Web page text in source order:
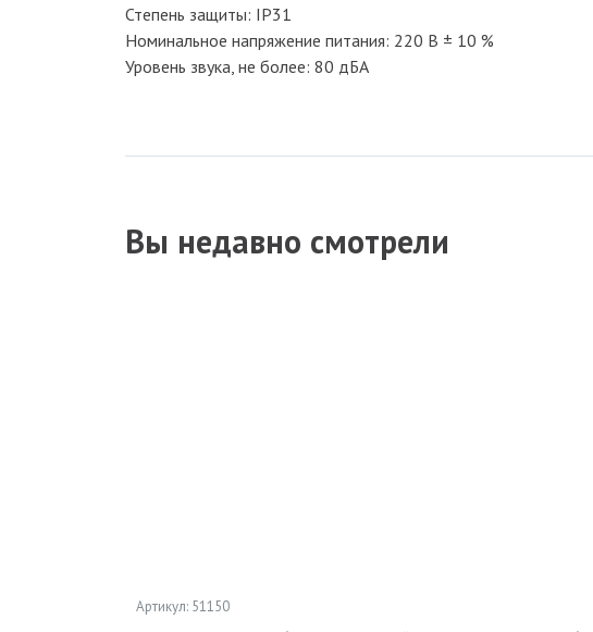
Степень защиты: IP31
Номинальное напряжение питания: 220 В ± 10 %
Уровень звука, не более: 80 дБА
Вы недавно смотрели
Артикул: 51150